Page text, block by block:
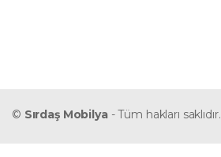
© Sırdaş Mobilya- Tüm hakları saklıdır.